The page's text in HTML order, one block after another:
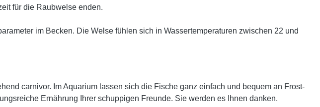
für die Raubwelse enden.
im Becken. Die Welse fühlen sich in Wassertemperaturen zwischen 22 und
carnivor. Im Aquarium lassen sich die Fische ganz einfach und bequem an Frost-
Ernährung Ihrer schuppigen Freunde. Sie werden es Ihnen danken.